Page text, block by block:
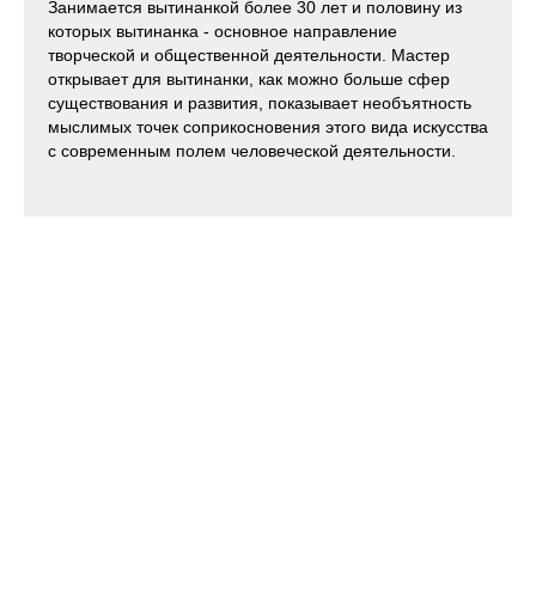
Занимается вытинанкой более 30 лет и половину из
которых вытинанка - основное направление
творческой и общественной деятельности. Мастер
открывает для вытинанки, как можно больше сфер
существования и развития, показывает необъятность
мыслимых точек соприкосновения этого вида искусства
с современным полем человеческой деятельности.